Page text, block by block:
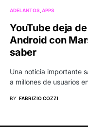
ADELANTOS APPS
YouTube deja
Android con
saber
Una noticia importante
a millones de usuarios
BY FABRIZIO COZZI